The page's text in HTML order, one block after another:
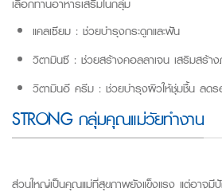
แคลเซียม : ช่วยบำรุงกระดูกและฟัน
วิตามินซี : ช่วยสร้างคอลลาเจน เสริมสร้า
วิตามินอี ครีม : ช่วยบำรุงผิวให้ชุ่มชื้น ลดร
STRONG กลุ่มคุณแม่วัยทำงาน
ส่วนใหญ่เป็นคุณแม่ที่สุขภาพยังแข็งแรง แต่อาจมี